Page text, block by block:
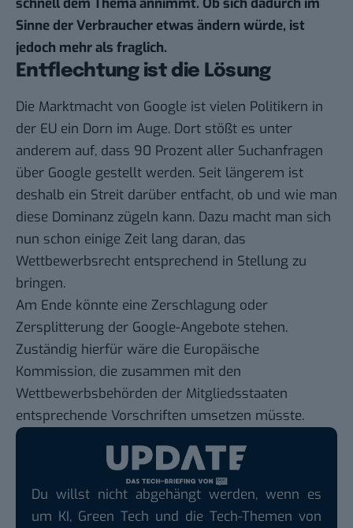
Sinne der Verbraucher etwas ändern würde, ist
jedoch mehr als fraglich.
Entflechtung ist die Lösung
Die Marktmacht von Google ist vielen Politikern in
der EU ein Dorn im Auge. Dort stößt es unter
anderem auf, dass 90 Prozent aller Suchanfragen
über Google gestellt werden. Seit längerem ist
deshalb ein Streit darüber entfacht, ob und wie man
diese Dominanz zügeln kann. Dazu macht man sich
nun schon einige Zeit lang daran, das
Wettbewerbsrecht entsprechend in Stellung zu
bringen.
Am Ende könnte eine Zerschlagung oder
Zersplitterung der Google-Angebote stehen.
Zuständig hierfür wäre die Europäische
Kommission, die zusammen mit den
Wettbewerbsbehörden der Mitgliedsstaaten
entsprechende Vorschriften umsetzen müsste.
Du willst nicht abgehängt werden, wenn es
um KI, Green Tech und die Tech-Themen von